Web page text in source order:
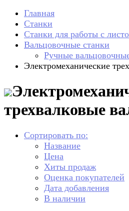
Главная
Станки
Станки для работы с
Вальцовочные станки
Ручные
Электромеханические
трехвалковые
Сортировать по:
Название
Цена
Хиты продаж
Оценка покупателей
Дата добавления
В наличии